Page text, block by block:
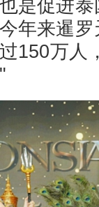
是促进
年来暹
150万人